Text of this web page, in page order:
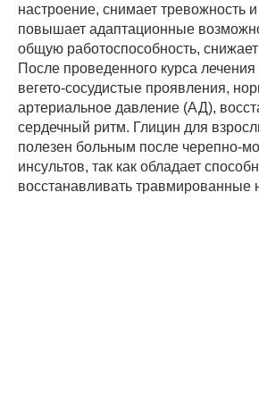
настроение, снимает тревожность и
повышает адаптационные
общую работоспособность, снижает
После проведенного курса
вегето-сосудистые проявления,
артериальное давление (АД),
сердечный ритм. Глицин для
полезен больным после черепно-
инсультов, так как обладает
восстанавливать травмированные